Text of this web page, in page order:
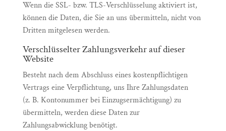
Wenn die SSL- bzw. TLS-Verschlüsselung aktiviert ist,
können die Daten, die Sie an uns übermitteln, nicht von
Dritten mitgelesen werden.
Verschlüsselter Zahlungsverkehr auf dieser
Website
Besteht nach dem Abschluss eines kostenpflichtigen
Vertrags eine Verpflichtung, uns Ihre Zahlungsdaten
(z. B. Kontonummer bei Einzugsermächtigung) zu
übermitteln, werden diese Daten zur
Zahlungsabwicklung benötigt.